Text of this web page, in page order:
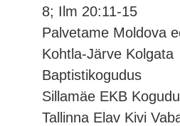
8; Ilm 20:11-15
Palvetame Moldova
Kohtla-Järve Kolgata
Baptistikogudus
Sillamäe EKB
Tallinna Elav Kivi